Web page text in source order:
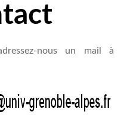
nous un mail à